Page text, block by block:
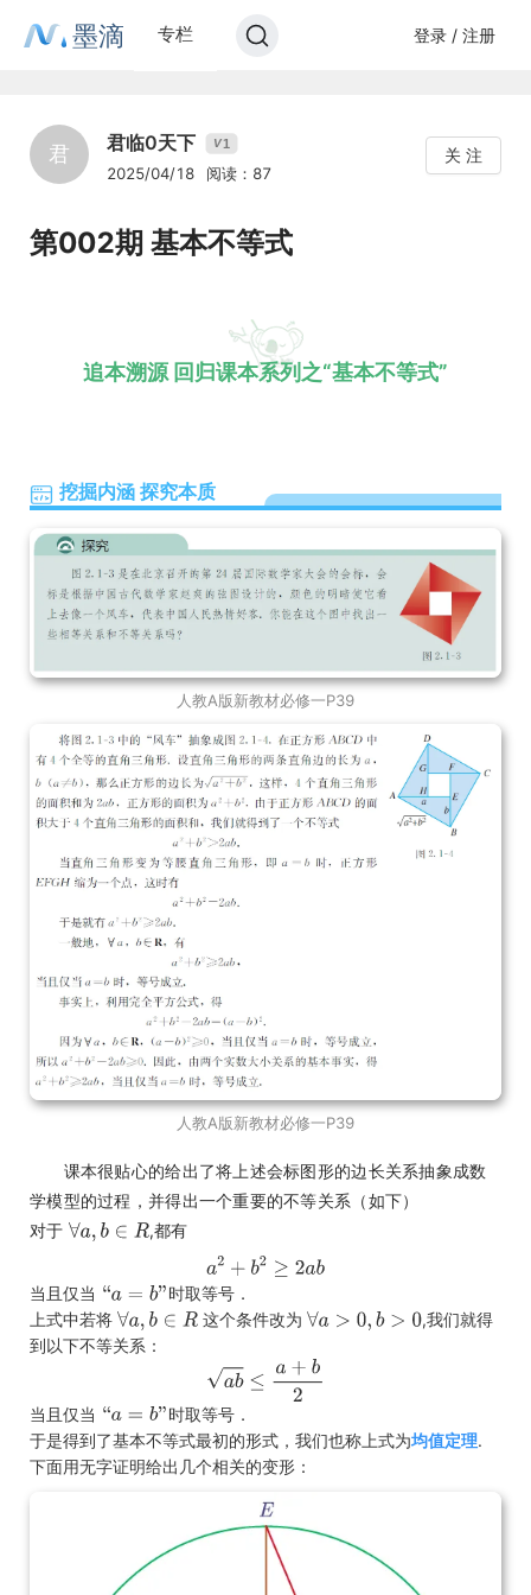
墨滴 专栏 登录 / 注册
君 君临0天下 V1
2025/04/18 阅读：87
关 注
第002期 基本不等式
追本溯源 回归课本系列之“基本不等式”
挖掘内涵 探究本质
人教A版新教材必修一P39
人教A版新教材必修一P39
课本很贴心的给出了将上述会标图形的边长关系抽象成数
学模型的过程，并得出一个重要的不等关系（如下）
对于
,都有
当且仅当
时取等号．
上式中若将
这个条件改为
,我们就得
到以下不等关系：
当且仅当
时取等号．
于是得到了基本不等式最初的形式，我们也称上式为均值定理.
下面用无字证明给出几个相关的变形：